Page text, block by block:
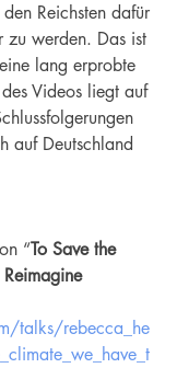
Reichsten dafür
zu werden. Das ist
lang erprobte
Videos liegt auf
auf Deutschland
“To Save the
talks/rebecca_he